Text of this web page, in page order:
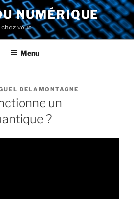
NUMÉRIQUE
vous
Menu
DELAMONTAGNE
un
?